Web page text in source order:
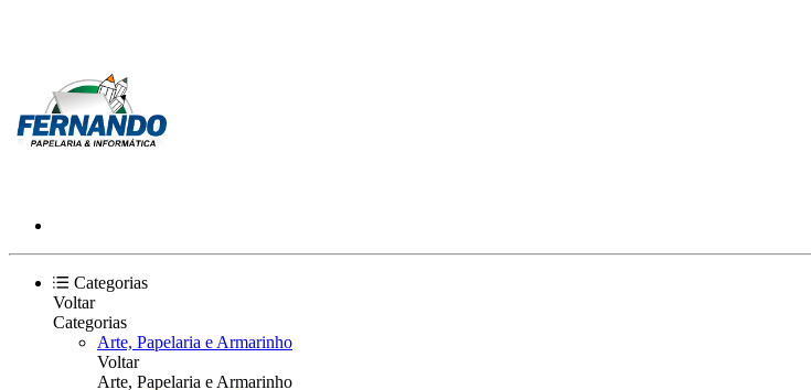
Categorias
Voltar
Categorias
Arte, Papelaria e Armarinho
Voltar
Arte, Papelaria e Armarinho